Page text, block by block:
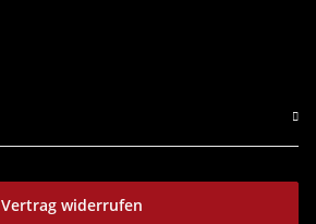
Vertrag widerrufen